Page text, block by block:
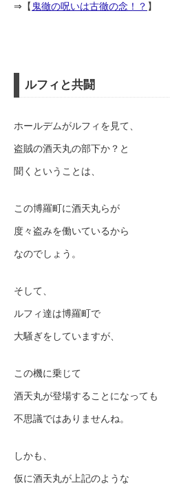
⇒【 鬼徹の呪いは古徹の念！？ 】
ルフィと共闘
ホールデムがルフィを見て、
盗賊の酒天丸の部下か？と
聞くということは、
この博羅町に酒天丸らが
度々盗みを働いているから
なのでしょう。
そして、
ルフィ達は博羅町で
大騒ぎをしていますが、
この機に乗じて
酒天丸が登場することになっても
不思議ではありませんね。
しかも、
仮に酒天丸が上記のような